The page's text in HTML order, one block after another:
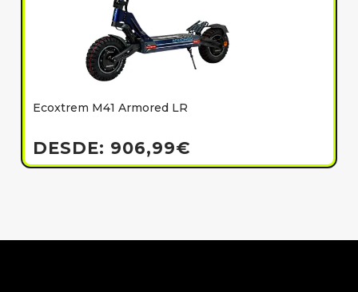
Ecoxtrem M41 Armored LR
DESDE: 906,99€